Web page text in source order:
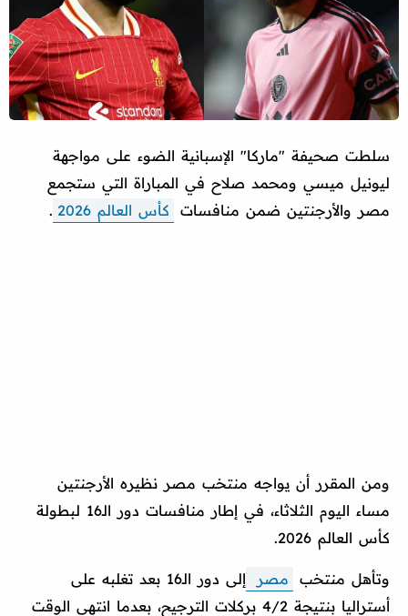
سلطت صحيفة "ماركا" الإسبانية الضوء على مواجهة
ليونيل ميسي ومحمد صلاح في المباراة التي ستجمع
مصر والأرجنتين ضمن منافسات
كأس العالم 2026 .
ومن المقرر أن يواجه منتخب مصر نظيره الأرجنتين
مساء اليوم الثلاثاء، في إطار منافسات دور الـ16 لبطولة
كأس العالم 2026.
وتأهل منتخب مصر
إلى دور الـ16 بعد تغلبه على
أستراليا بنتيجة 4/2 بركلات الترجيح، بعدما انتهى الوقت